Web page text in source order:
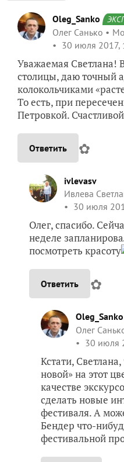
Oleg_Sanko
Олег Санько
30 июля 2017,
Уважаемая Светлана!
столицы, даю точный
колокольчиками
То есть, при
Петровкой.
Ответить ✿
ivlevasv
Ивлева
30 июля
Олег, спасибо.
неделе
посмотреть красоту
Ответить ✿
Oleg_Sanko
Олег
30 июля
Кстати,
новой» на этот
качестве
сделать новые
фестиваля. А
Бендер что-
фестивальной